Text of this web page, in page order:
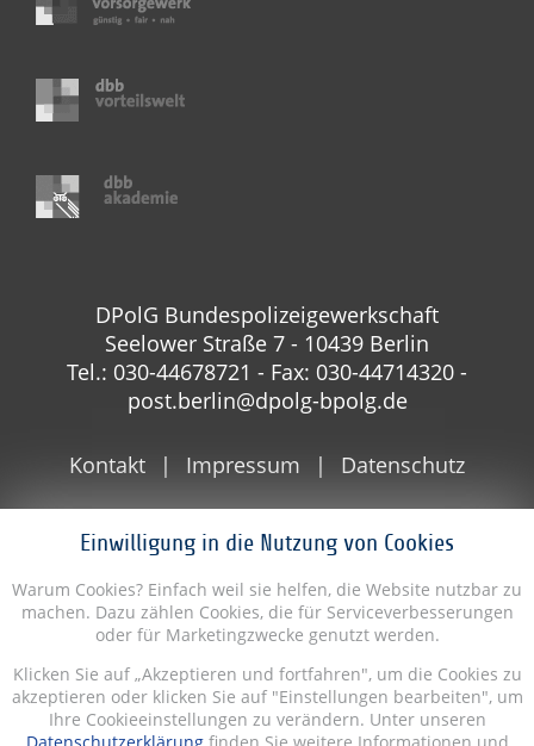
Einwilligung in die Nutzung von Cookies
Warum Cookies? Einfach weil sie helfen, die Website nutzbar zu
machen. Dazu zählen Cookies, die für Serviceverbesserungen
oder für Marketingzwecke genutzt werden.
Klicken Sie auf „Akzeptieren und fortfahren", um die Cookies zu
akzeptieren oder klicken Sie auf "Einstellungen bearbeiten", um
Ihre Cookieeinstellungen zu verändern. Unter unseren
DPolG Bundespolizeigewerkschaft
Seelower Straße 7 - 10439 Berlin
Tel.: 030-44678721 - Fax: 030-44714320 -
post.berlin@dpolg-bpolg.de
Kontakt Impressum Datenschutz